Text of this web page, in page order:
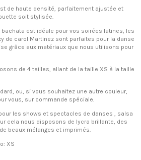
de haute densité, parfaitement ajustée et
soit stylisée.
est idéale pour vos soirées latines, les
de carol Martinez sont parfaites pour la danse
grâce aux matériaux que nous utilisons pour
de 4 tailles, allant de la taille XS à la taille
ou, si vous souhaitez une autre couleur,
vous, sur commande spéciale.
les shows et spectacles de danses , salsa
cela nous disposons de lycra brillante, des
beaux mélanges et imprimés.
XS